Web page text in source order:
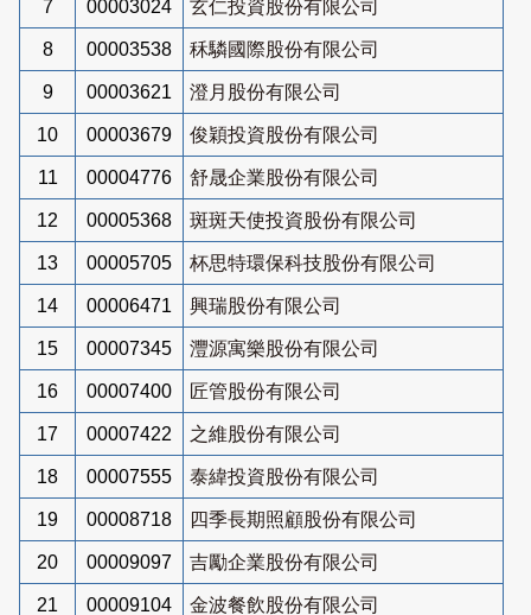
7 00003024 玄仁投資股份有限公司
8 00003538 秝驎國際股份有限公司
9 00003621 澄月股份有限公司
10 00003679 俊穎投資股份有限公司
11 00004776 舒晟企業股份有限公司
12 00005368 斑斑天使投資股份有限公司
13 00005705 杯思特環保科技股份有限公司
14 00006471 興瑞股份有限公司
15 00007345 灃源寓樂股份有限公司
16 00007400 匠管股份有限公司
17 00007422 之維股份有限公司
18 00007555 泰緯投資股份有限公司
19 00008718 四季長期照顧股份有限公司
20 00009097 吉勵企業股份有限公司
21 00009104 金波餐飲股份有限公司